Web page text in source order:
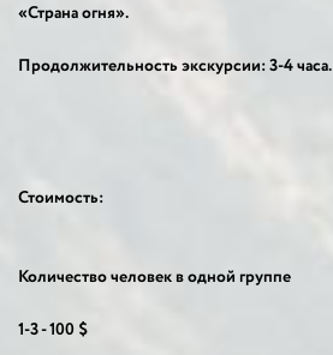
«Страна огня».
Продолжительность экскурсии: 3-4 часа.
Стоимость:
Количество человек в одной группе
1-3 - 100 $